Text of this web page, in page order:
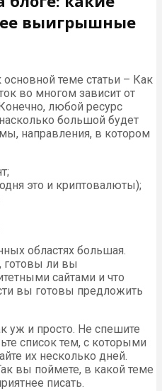
выигрышные
теме статьи – Как
во многом зависит от
любой ресурс
большой будет
направления, в котором
это и криптовалюты);
областях большая.
готовы ли вы
сайтами и что
вы готовы предложить
уж и просто. Не спешите
список тем, с которыми
их несколько дней.
вы поймете, в какой теме
писать.